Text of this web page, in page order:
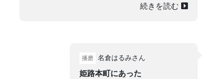
続きを読む
播磨 名倉はるみさん
姫路本町にあった